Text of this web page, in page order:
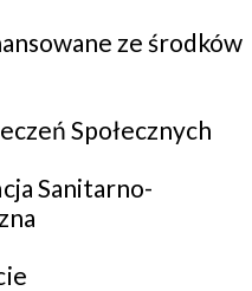
ze środków
Społecznych
Sanitarno-